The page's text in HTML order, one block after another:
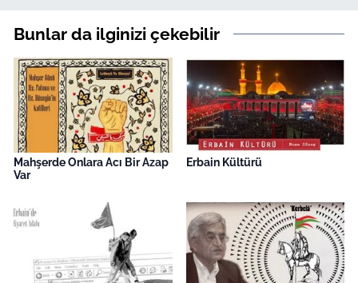
Bunlar da ilginizi çekebilir
Mahşerde Onlara Acı Bir Azap
Var
Erbain Kültürü